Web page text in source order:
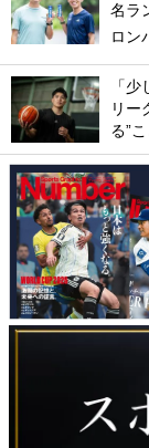
名ラ
ロン
「
リー
る”